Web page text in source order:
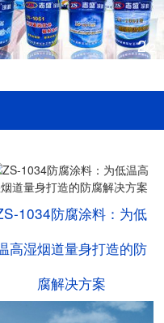
2/2
1034防腐涂料：为低
高湿烟道量身打造的防
腐解决方案